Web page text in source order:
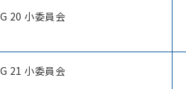
20 小委員会
21 小委員会